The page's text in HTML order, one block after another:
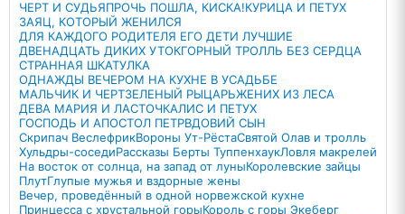
ЧЕРТ И СУДЬЯПРОЧЬ ПОШЛА, КИСКА!КУРИЦА И ПЕТУХ
ЗАЯЦ, КОТОРЫЙ ЖЕНИЛСЯ
ДЛЯ КАЖДОГО РОДИТЕЛЯ ЕГО ДЕТИ ЛУЧШИЕ
ДВЕНАДЦАТЬ ДИКИХ УТОКГОРНЫЙ ТРОЛЛЬ БЕЗ СЕРДЦА
СТРАННАЯ ШКАТУЛКА
ОДНАЖДЫ ВЕЧЕРОМ НА КУХНЕ В УСАДЬБЕ
МАЛЬЧИК И ЧЕРТЗЕЛЕНЫЙ РЫЦАРЬЖЕНИХ ИЗ ЛЕСА
ДЕВА МАРИЯ И ЛАСТОЧКАЛИС И ПЕТУХ
ГОСПОДЬ И АПОСТОЛ ПЕТРВДОВИЙ СЫН
Скрипач ВеслефрикВороны Ут-РёстаСвятой Олав и тролль
Хульдры-соседиРассказы Берты ТуппенхаукЛовля макрелей
На восток от солнца, на запад от луныКоролевские зайцы
ПлутГлупые мужья и вздорные жены
Вечер, проведённый в одной норвежской кухне
Принцесса с хрустальной горыКороль с горы Экеберг